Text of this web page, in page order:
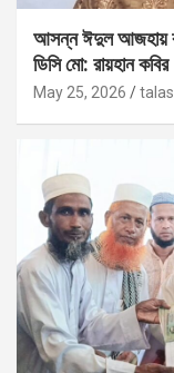
আসন্ন ঈদুল আজহায়
ডিসি মো: রায়হান কবির
May 25, 2026 talas